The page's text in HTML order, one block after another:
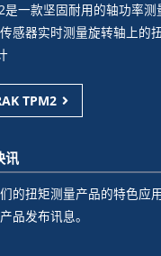
一款坚固耐用的轴功率测
感器实时测量旋转轴上的
TPM2
讯
的扭矩测量产品的特色应
品发布讯息。